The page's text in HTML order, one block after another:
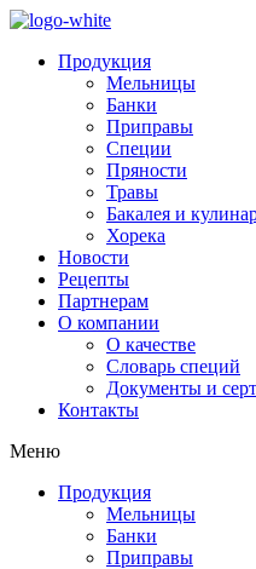
Продукция
Мельницы
Банки
Приправы
Специи
Пряности
Травы
Бакалея и
Хорека
Новости
Рецепты
Партнерам
О компании
О качестве
Словарь специй
Документы и
Контакты
Меню
Продукция
Мельницы
Банки
Приправы